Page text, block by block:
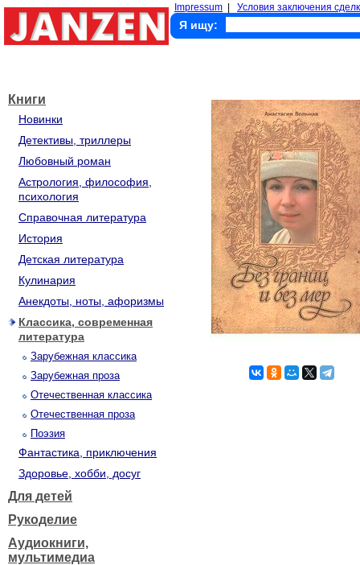
Impressum Условия заключения
Я ищу:
Книги
Новинки
Детективы, триллеры
Любовный роман
Астрология, философия,
психология
Справочная литература
История
Детская литература
Кулинария
Анекдоты, ноты, афоризмы
Классика, современная
литература
Зарубежная классика
Зарубежная проза
Отечественная классика
Отечественная проза
Поэзия
Фантастика, приключения
Здоровье, хобби, досуг
Для детей
Рукоделие
Аудиокниги,
мультимедиа